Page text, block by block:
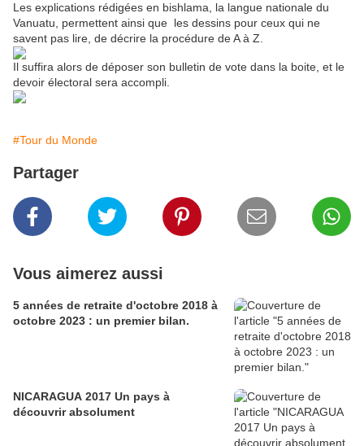
Les explications rédigées en bishlama, la langue nationale du
Vanuatu, permettent ainsi que les dessins pour ceux qui ne
savent pas lire, de décrire la procédure de A à Z.
Il suffira alors de déposer son bulletin de vote dans la boite, et le
devoir électoral sera accompli.
#Tour du Monde
Partager
Vous aimerez aussi
5 années de retraite d'octobre 2018 à
octobre 2023 : un premier bilan.
NICARAGUA 2017 Un pays à
découvrir absolument